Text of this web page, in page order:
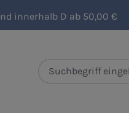
innerhalb D ab 50,00 €